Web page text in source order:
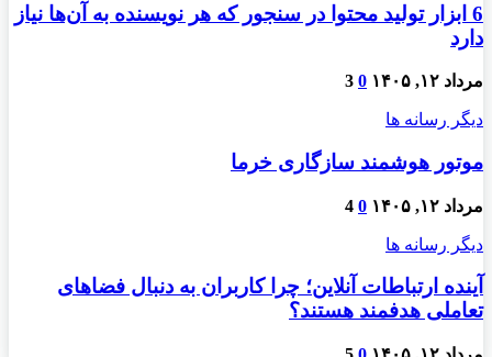
6 ابزار تولید محتوا در سنجور که هر نویسنده به آن‌ها نیاز
دارد
مرداد ۱۲, ۱۴۰۵ 0
3
دیگر رسانه ها
موتور هوشمند سازگاری خرما
مرداد ۱۲, ۱۴۰۵ 0
4
دیگر رسانه ها
آینده ارتباطات آنلاین؛ چرا کاربران به دنبال فضاهای
تعاملی هدفمند هستند؟